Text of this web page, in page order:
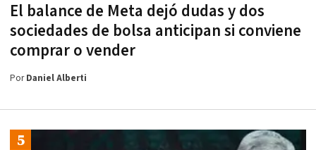
El balance de Meta dejó dudas y dos
sociedades de bolsa anticipan si conviene
comprar o vender
PorDaniel Alberti